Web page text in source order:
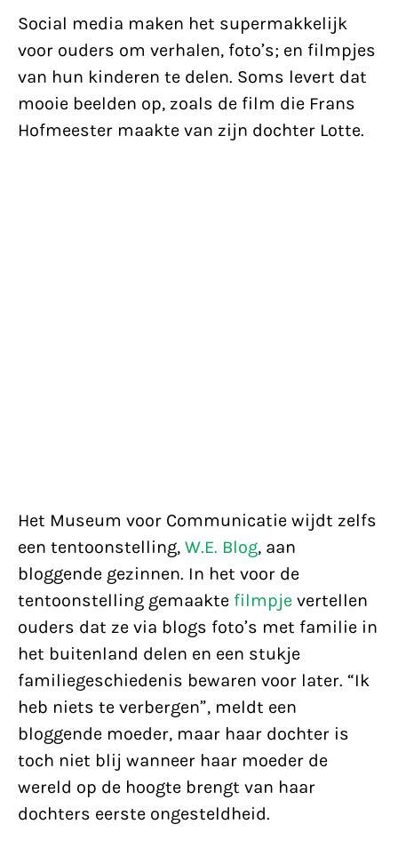
Social media maken het supermakkelijk
voor ouders om verhalen, foto’s; en filmpjes
van hun kinderen te delen. Soms levert dat
mooie beelden op, zoals de film die Frans
Hofmeester maakte van zijn dochter Lotte.
Het Museum voor Communicatie wijdt zelfs
een tentoonstelling, W.E. Blog, aan
bloggende gezinnen. In het voor de
tentoonstelling gemaakte filmpje vertellen
ouders dat ze via blogs foto’s met familie in
het buitenland delen en een stukje
familiegeschiedenis bewaren voor later. “Ik
heb niets te verbergen”, meldt een
bloggende moeder, maar haar dochter is
toch niet blij wanneer haar moeder de
wereld op de hoogte brengt van haar
dochters eerste ongesteldheid.